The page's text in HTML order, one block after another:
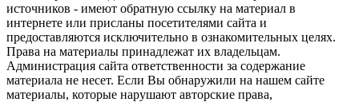
источников - имеют обратную ссылку на материал в
интернете или присланы посетителями сайта и
предоставляются исключительно в ознакомительных целях.
Права на материалы принадлежат их владельцам.
Администрация сайта ответственности за содержание
материала не несет. Если Вы обнаружили на нашем сайте
материалы, которые нарушают авторские права,